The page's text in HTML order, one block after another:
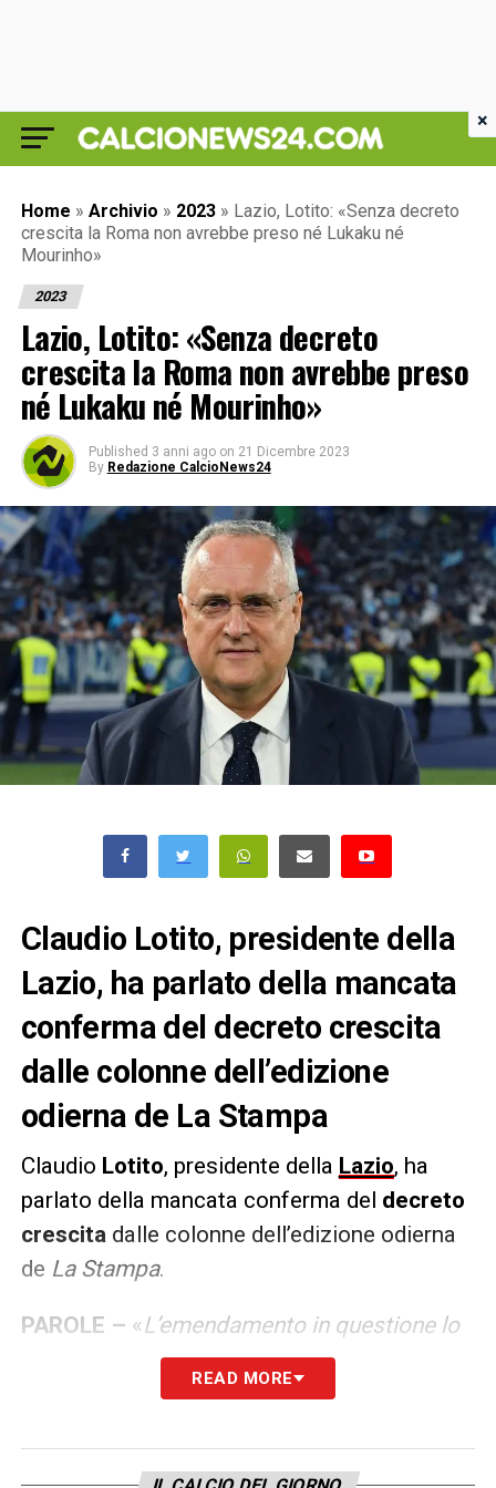
Home » Archivio » 2023 » Lazio, Lotito: «Senza decreto
crescita la Roma non avrebbe preso né Lukaku né
Mourinho»
2023
Lazio, Lotito: «Senza decreto
crescita la Roma non avrebbe preso
né Lukaku né Mourinho»
Published 3 anni ago on 21 Dicembre 2023
By Redazione CalcioNews24
Claudio Lotito, presidente della
Lazio, ha parlato della mancata
conferma del decreto crescita
dalle colonne dell’edizione
odierna de La Stampa
Claudio Lotito, presidente della Lazio, ha
parlato della mancata conferma del decreto
crescita dalle colonne dell’edizione odierna
de La Stampa.
PAROLE – «L’emendamento in questione lo
ha fatto Galliani, non era manco mio. Per il
resto, io sono abituato, come faceva
READ MORE
×